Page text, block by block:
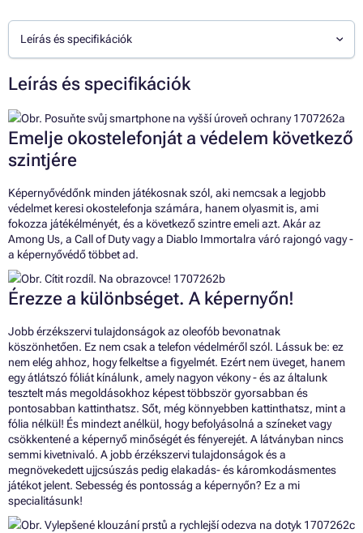
Leírás és specifikációk
Leírás és specifikációk
Emelje okostelefonját a védelem következő
szintjére
Képernyővédőnk minden játékosnak szól, aki nemcsak a legjobb
védelmet keresi okostelefonja számára, hanem olyasmit is, ami
fokozza játékélményét, és a következő szintre emeli azt. Akár az
Among Us, a Call of Duty vagy a Diablo Immortalra váró rajongó vagy -
a képernyővédő többet ad.
Érezze a különbséget. A képernyőn!
Jobb érzékszervi tulajdonságok az oleofób bevonatnak
köszönhetően. Ez nem csak a telefon védelméről szól. Lássuk be: ez
nem elég ahhoz, hogy felkeltse a figyelmét. Ezért nem üveget, hanem
egy átlátszó fóliát kínálunk, amely nagyon vékony - és az általunk
tesztelt más megoldásokhoz képest többször gyorsabban és
pontosabban kattinthatsz. Sőt, még könnyebben kattinthatsz, mint a
fólia nélkül! És mindezt anélkül, hogy befolyásolná a színeket vagy
csökkentené a képernyő minőségét és fényerejét. A látványban nincs
semmi kivetnivaló. A jobb érzékszervi tulajdonságok és a
megnövekedett ujjcsúszás pedig elakadás- és káromkodásmentes
játékot jelent. Sebesség és pontosság a képernyőn? Ez a mi
specialitásunk!